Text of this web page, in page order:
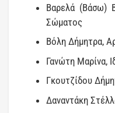
Βαρελά (Βάσω)
Σώματος
Βόλη Δήμητρα,
Γανώτη Μαρίνα,
Γκουτζίδου
Δαναντάκη